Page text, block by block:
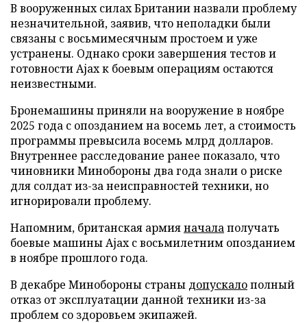
В вооруженных силах Британии назвали проблему
незначительной, заявив, что неполадки были
связаны с восьмимесячным простоем и уже
устранены. Однако сроки завершения тестов и
готовности Ajax к боевым операциям остаются
неизвестными.
Бронемашины приняли на вооружение в ноябре
2025 года с опозданием на восемь лет, а стоимость
программы превысила восемь млрд долларов.
Внутреннее расследование ранее показало, что
чиновники Минобороны два года знали о риске
для солдат из-за неисправностей техники, но
игнорировали проблему.
Напомним, британская армияначалаполучать
боевые машины Ajax с восьмилетним опозданием
в ноябре прошлого года.
В декабре Минобороны страны допускалополный
отказ от эксплуатации данной техники из-за
проблем со здоровьем экипажей.